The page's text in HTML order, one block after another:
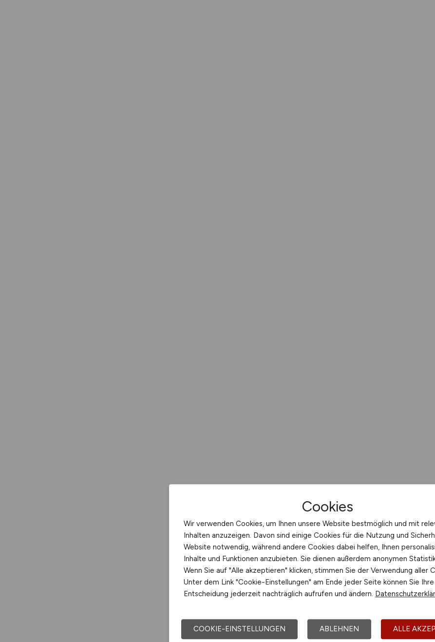
Cookies
Wir verwenden Cookies, um Ihnen unsere Website bestmöglich und mit
Inhalten anzuzeigen. Davon sind einige Cookies für die Nutzung und
Website notwendig, während andere Cookies dabei helfen, Ihnen
Inhalte und Funktionen anzubieten. Sie dienen außerdem anonymen
Wenn Sie auf "Alle akzeptieren" klicken, stimmen Sie der Verwendung aller
Unter dem Link "Cookie-Einstellungen" am Ende jeder Seite können Sie Ihre
Entscheidung jederzeit nachträglich aufrufen und ändern.
COOKIE-EINSTELLUNGEN ABLEHNEN ALLE